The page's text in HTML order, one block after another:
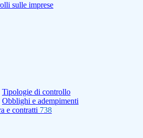
sulle imprese
Tipologie di controllo
Obblighi e adempimenti
e contratti 738